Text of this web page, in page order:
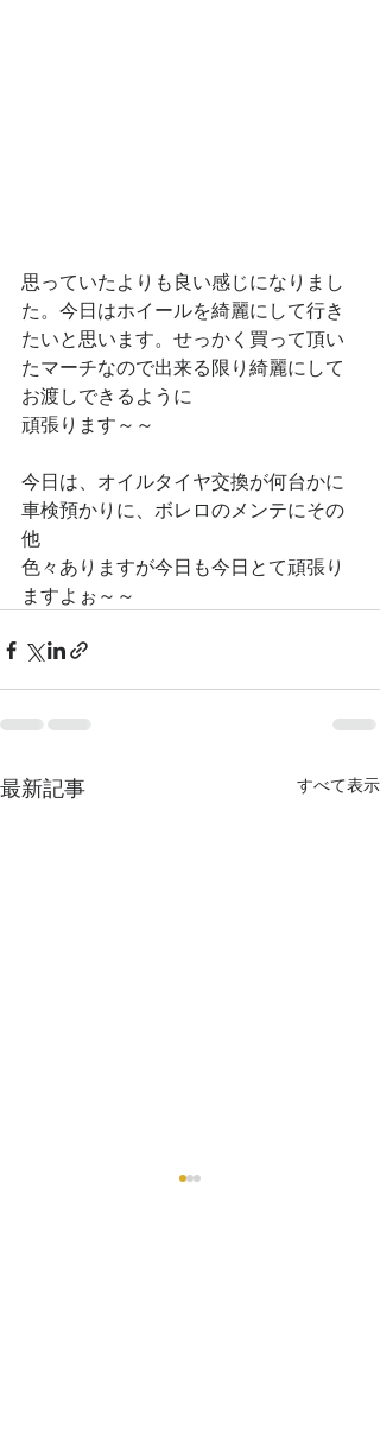
思っていたよりも良い感じになりまし
た。今日はホイールを綺麗にして行き
たいと思います。せっかく買って頂い
たマーチなので出来る限り綺麗にして
お渡しできるように
頑張ります～～
今日は、オイルタイヤ交換が何台かに
車検預かりに、ボレロのメンテにその
他
色々ありますが今日も今日とて頑張り
ますよぉ～～
最新記事 すべて表示